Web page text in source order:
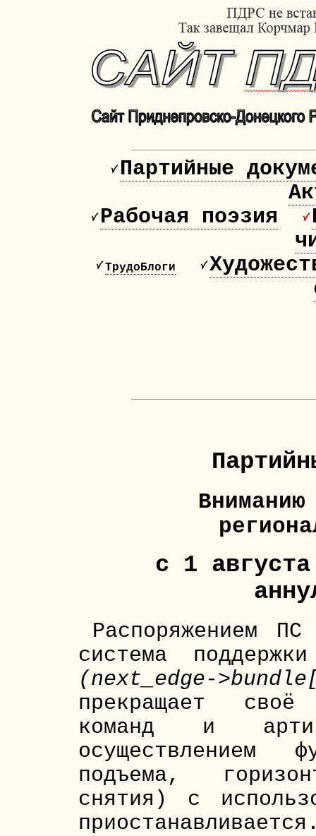
Партийные
Рабочая поэзия
ТрудоБлоги
Вниманию
с 1
Распоряжением
система
(next_edge-
прекращает
команд и
подъема,
снятия) с